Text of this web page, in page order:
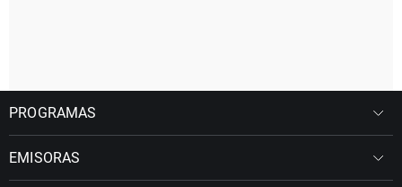
PROGRAMAS
EMISORAS